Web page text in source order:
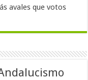
avales que votos